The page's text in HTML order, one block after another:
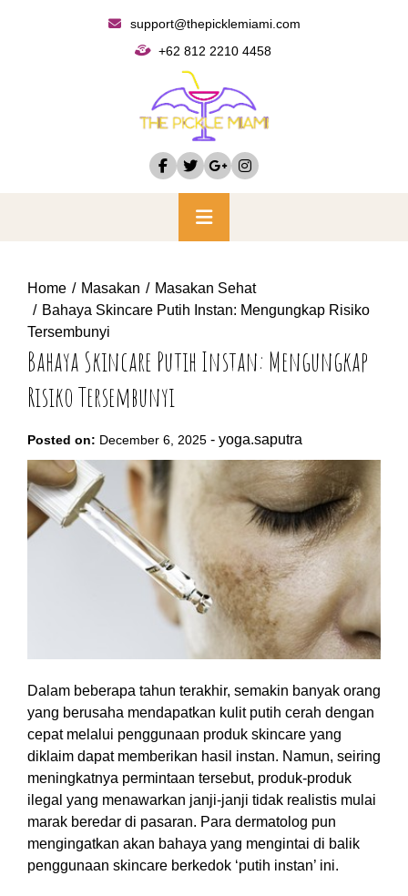
support@thepicklemiami.com
+62 812 2210 4458
Primary
Menu
Home Masakan
Masakan Sehat
Bahaya Skincare Putih Instan: Mengungkap Risiko
Tersembunyi
Bahaya Skincare Putih Instan: Mengungkap
Risiko Tersembunyi
Posted on: December 6, 2025 - yoga.saputra
Dalam beberapa tahun terakhir, semakin banyak orang
yang berusaha mendapatkan kulit putih cerah dengan
cepat melalui penggunaan produk skincare yang
diklaim dapat memberikan hasil instan. Namun, seiring
meningkatnya permintaan tersebut, produk-produk
ilegal yang menawarkan janji-janji tidak realistis mulai
marak beredar di pasaran. Para dermatolog pun
mengingatkan akan bahaya yang mengintai di balik
penggunaan skincare berkedok ‘putih instan’ ini.